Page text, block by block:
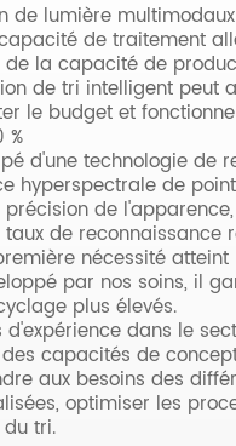
de lumière
de traitement
la capacité de
de tri intelligent peut
le budget et
d'une technologie de
hyperspectrale de
de
de
nécessité atteint
par nos soins, il
plus élevés.
dans le
capacités de
aux besoins des
optimiser les
tri.